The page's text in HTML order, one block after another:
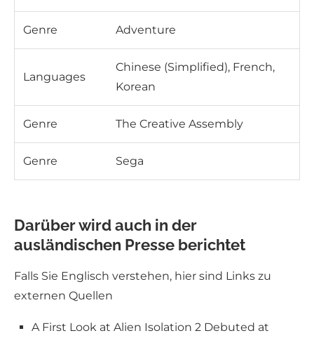
Genre Adventure
Languages
Chinese (Simplified), French,
Korean
Genre The Creative Assembly
Genre Sega
Darüber wird auch in der
ausländischen Presse berichtet
Falls Sie Englisch verstehen, hier sind Links zu
externen Quellen
A First Look at Alien Isolation 2 Debuted at